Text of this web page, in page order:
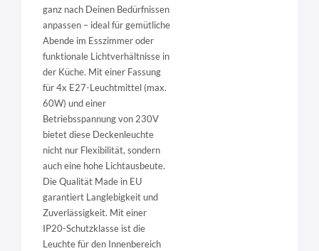
ganz nach Deinen Bedürfnissen
anpassen – ideal für gemütliche
Abende im Esszimmer oder
funktionale Lichtverhältnisse in
der Küche. Mit einer Fassung
für 4x E27-Leuchtmittel (max.
60W) und einer
Betriebsspannung von 230V
bietet diese Deckenleuchte
nicht nur Flexibilität, sondern
auch eine hohe Lichtausbeute.
Die Qualität Made in EU
garantiert Langlebigkeit und
Zuverlässigkeit. Mit einer
IP20-Schutzklasse ist die
Leuchte für den Innenbereich